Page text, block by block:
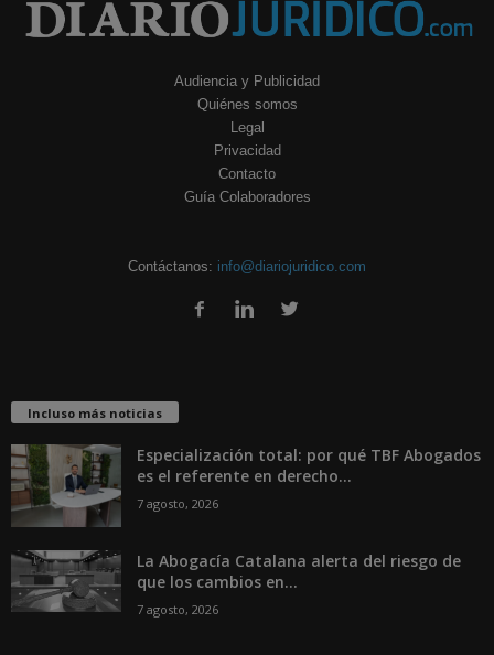
Audiencia y Publicidad
Quiénes somos
Legal
Privacidad
Contacto
Guía Colaboradores
Contáctanos: info@diariojuridico.com
Incluso más noticias
Especialización total: por qué TBF Abogados
es el referente en derecho...
7 agosto, 2026
La Abogacía Catalana alerta del riesgo de
que los cambios en...
7 agosto, 2026